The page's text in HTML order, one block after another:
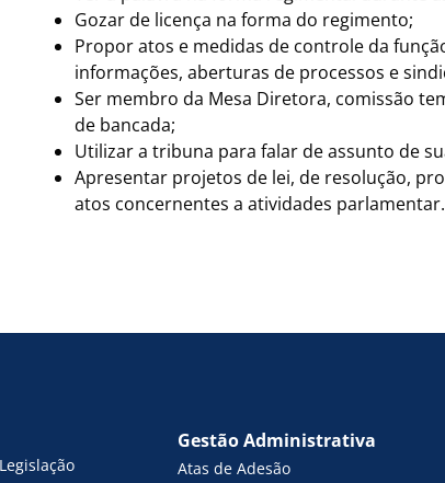
Gozar de licença na forma do regimento;
Propor atos e medidas de controle da
informações, aberturas de processos e
Ser membro da Mesa Diretora, comissão
de bancada;
Utilizar a tribuna para falar de assunto de
Apresentar projetos de lei, de resolução,
atos concernentes a atividades parlamentar.
Gestão Administrativa
Atas de Adesão